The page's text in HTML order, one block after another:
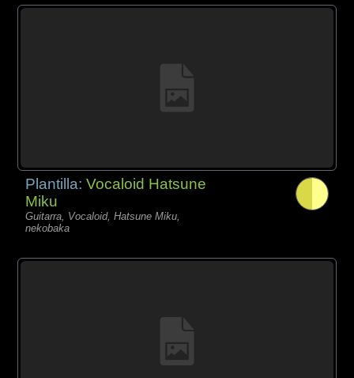
Plantilla:Vocaloid Hatsune
Miku
Guitarra, Vocaloid, Hatsune Miku,
nekobaka